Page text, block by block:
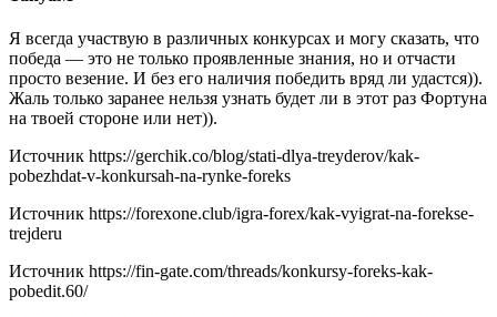
Я всегда участвую в различных конкурсах и могу сказать, что
победа — это не только проявленные знания, но и отчасти
просто везение. И без его наличия победить вряд ли удастся)).
Жаль только заранее нельзя узнать будет ли в этот раз Фортуна
на твоей стороне или нет)).
Источник https://gerchik.co/blog/stati-dlya-treyderov/kak-
pobezhdat-v-konkursah-na-rynke-foreks
Источник https://forexone.club/igra-forex/kak-vyigrat-na-forekse-
trejderu
Источник https://fin-gate.com/threads/konkursy-foreks-kak-
pobedit.60/